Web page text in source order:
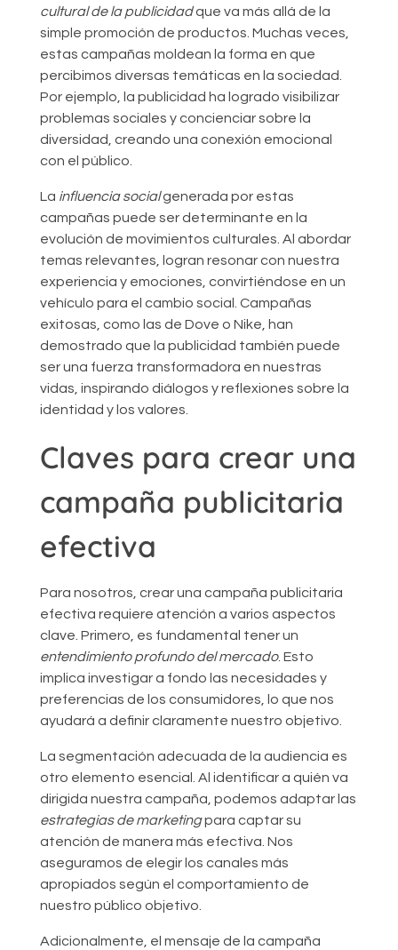
cultural de la publicidadque va más allá de la
simple promoción de productos. Muchas veces,
estas campañas moldean la forma en que
percibimos diversas temáticas en la sociedad.
Por ejemplo, la publicidad ha logrado visibilizar
problemas sociales y concienciar sobre la
diversidad, creando una conexión emocional
con el público.
La influencia socialgenerada por estas
campañas puede ser determinante en la
evolución de movimientos culturales. Al abordar
temas relevantes, logran resonar con nuestra
experiencia y emociones, convirtiéndose en un
vehículo para el cambio social. Campañas
exitosas, como las de Dove o Nike, han
demostrado que la publicidad también puede
ser una fuerza transformadora en nuestras
vidas, inspirando diálogos y reflexiones sobre la
identidad y los valores.
Claves para crear una
campaña publicitaria
efectiva
Para nosotros, crear una campaña publicitaria
efectiva requiere atención a varios aspectos
clave. Primero, es fundamental tener un
entendimiento profundo del mercado. Esto
implica investigar a fondo las necesidades y
preferencias de los consumidores, lo que nos
ayudará a definir claramente nuestro objetivo.
La segmentación adecuada de la audiencia es
otro elemento esencial. Al identificar a quién va
dirigida nuestra campaña, podemos adaptar las
estrategias de marketingpara captar su
atención de manera más efectiva. Nos
aseguramos de elegir los canales más
apropiados según el comportamiento de
nuestro público objetivo.
Adicionalmente, el mensaje de la campaña